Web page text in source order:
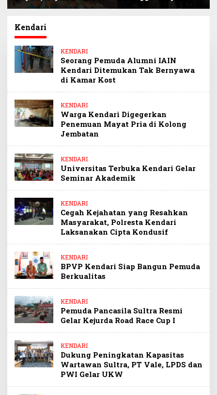
Siap Kawal Program
500 Unit Rumah
Narlian Jadi Plh
Kendari
KENDARI
Seorang Pemuda Alumni IAIN
Kendari Ditemukan Tak Bernyawa
di Kamar Kost
KENDARI
Warga Kendari Digegerkan
Penemuan Mayat Pria di Kolong
Jembatan
KENDARI
Universitas Terbuka Kendari Gelar
Seminar Akademik
KENDARI
Cegah Kejahatan yang Resahkan
Masyarakat, Polresta Kendari
Laksanakan Cipta Kondusif
KENDARI
BPVP Kendari Siap Bangun Pemuda
Berkualitas
KENDARI
Pemuda Pancasila Sultra Resmi
Gelar Kejurda Road Race Cup I
KENDARI
Dukung Peningkatan Kapasitas
Wartawan Sultra, PT Vale, LPDS dan
PWI Gelar UKW